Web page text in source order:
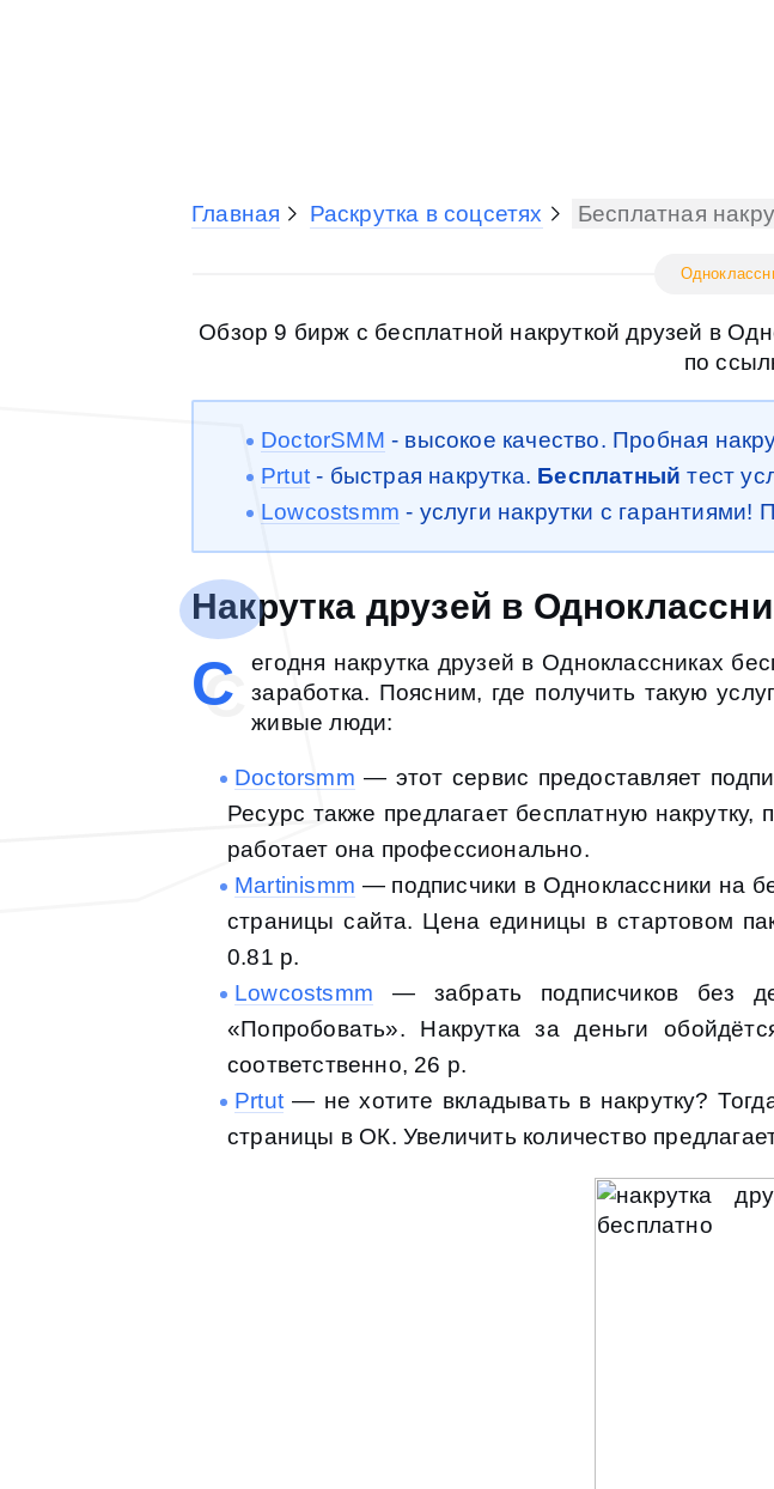
Главная Раскрутка в соцсетях Бесплатная
Обзор 9 бирж с бесплатной накруткой друзей в
по
DoctorSMM - высокое качество. Пробная
Prtut - быстрая накрутка. Бесплатный тест
Lowcostsmm - услуги накрутки с гарантиями!
Накрутка друзей в
С
егодня накрутка друзей в Одноклассниках
заработка. Поясним, где получить такую
живые люди:
Doctorsmm — этот сервис предоставляет
Ресурс также предлагает бесплатную
работает она профессионально.
Martinismm — подписчики в Одноклассники на
страницы сайта. Цена единицы в стартовом
0.81 р.
Lowcostsmm — забрать подписчиков без
«Попробовать». Накрутка за деньги
соответственно, 26 р.
Prtut— не хотите вкладывать в накрутку?
страницы в ОК. Увеличить количество